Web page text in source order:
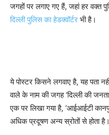
जगहों पर लगाए गए हैं, जहां हर वक्त
दिल्ली पुलिस का हेडक्वॉर्टर भी है।
ये पोस्टर किसने लगवाए है, यह पता
वाले के नाम की जगह ‘दिल्ली की
एक पर लिखा गया है, ‘आईआईटी
अधिक प्रदूषण अन्य स्रोतों से होता